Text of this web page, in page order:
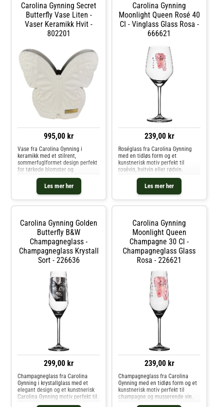
mulig stand, bruk tørre blomster
eller plastblomster. Bruk et fat
hvis vasen fylles med vann. Kjøp
Vaser og andre Dekorasjon hos
Royal Design.
Carolina Gynning Secret
Butterfly Vase Liten -
Vaser Keramikk Hvit -
802201
995,00 kr
Les mer her
Vase fra Carolina Gynning i
keramikk med et stilrent,
sommerfuglformet design perfekt
for tørkede blomster og
kvister.Designet av Carolina
Gynning.Om vasen fra Carolina
Gynning- Finnes i forskjellige
varianter.- Designet av Carolina
mulig stand, bruk tørre blomster
eller plastblomster. Bruk et fat
hvis vasen fylles med vann. Kjøp
Vaser og andre Dekorasjon hos
Royal Design.
Carolina Gynning
Moonlight Queen Rosé 40
Cl - Vinglass Glass Rosa -
666621
239,00 kr
Les mer her
Roséglass fra Carolina Gynning
med en tidløs form og et
kunstnerisk motiv perfekt til
rosévin, hvitvin eller rødvin.
Designet av Carolina Gynning. Om
roséglasset fra Carolina Gynning-
Laget i Tyskland.- Kapasitet: 40
cl.- Designet av Carolina Gynning.-
Kjøp Vinglass og andre Glass hos
Royal Design.
Carolina Gynning Golden
Butterfly B&W
Champagneglass -
Champagneglass Krystall
Sort - 226636
299,00 kr
Champagneglass fra Carolina
Gynning i krystallglass med et
elegant design og et kunstnerisk
Carolina Gynning motiv perfekt til
champagne og musserende
Carolina Gynning
Moonlight Queen
Champagne 30 Cl -
Champagneglass Glass
Rosa - 226621
239,00 kr
Champagneglass fra Carolina
Gynning med en tidløs form og et
kunstnerisk motiv perfekt til
champagne og musserende vin.
Designet av Carolina Gynning. Om